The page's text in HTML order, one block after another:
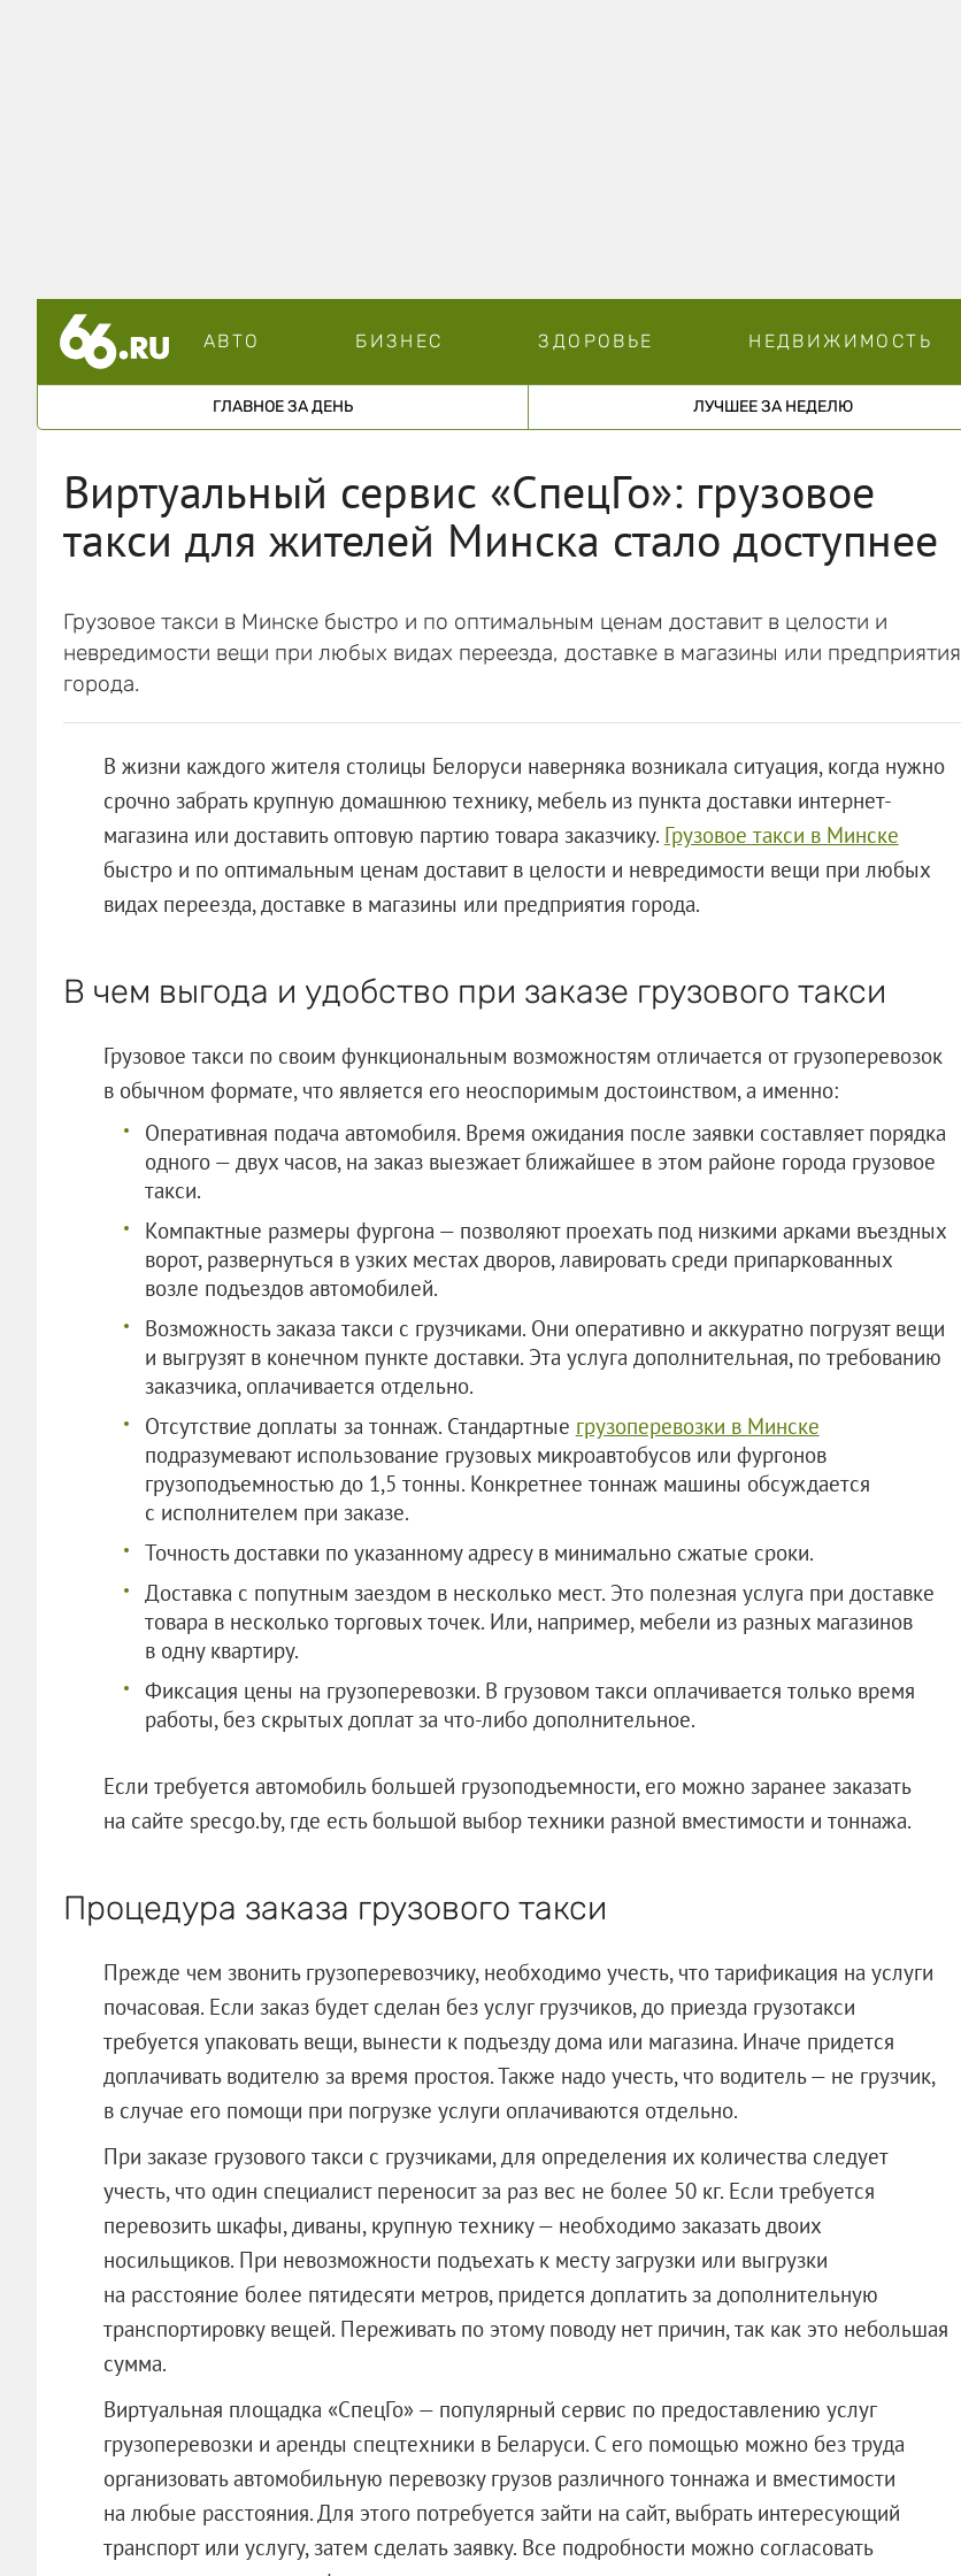
АВТО БИЗНЕС ЗДОРОВЬЕ НЕДВИЖИМОСТЬ
ГЛАВНОЕ ЗА ДЕНЬ ЛУЧШЕЕ ЗА НЕДЕЛЮ
Виртуальный сервис «СпецГо»: грузовое
такси для жителей Минска стало доступнее
Грузовое такси в Минске быстро и по оптимальным ценам доставит в целости и
невредимости вещи при любых видах переезда, доставке в магазины или предприятия
города.
В жизни каждого жителя столицы Белоруси наверняка возникала ситуация, когда нужно
срочно забрать крупную домашнюю технику, мебель из пункта доставки интернет-
магазина или доставить оптовую партию товара заказчику. Грузовое такси в Минске
быстро и по оптимальным ценам доставит в целости и невредимости вещи при любых
видах переезда, доставке в магазины или предприятия города.
В чем выгода и удобство при заказе грузового такси
Грузовое такси по своим функциональным возможностям отличается от грузоперевозок
в обычном формате, что является его неоспоримым достоинством, а именно:
Оперативная подача автомобиля. Время ожидания после заявки составляет порядка
одного — двух часов, на заказ выезжает ближайшее в этом районе города грузовое
такси.
Компактные размеры фургона — позволяют проехать под низкими арками въездных
ворот, развернуться в узких местах дворов, лавировать среди припаркованных
возле подъездов автомобилей.
Возможность заказа такси с грузчиками. Они оперативно и аккуратно погрузят вещи
и выгрузят в конечном пункте доставки. Эта услуга дополнительная, по требованию
заказчика, оплачивается отдельно.
Отсутствие доплаты за тоннаж. Стандартные грузоперевозки в Минске
подразумевают использование грузовых микроавтобусов или фургонов
грузоподъемностью до 1,5 тонны. Конкретнее тоннаж машины обсуждается
с исполнителем при заказе.
Точность доставки по указанному адресу в минимально сжатые сроки.
Доставка с попутным заездом в несколько мест. Это полезная услуга при доставке
товара в несколько торговых точек. Или, например, мебели из разных магазинов
в одну квартиру.
Фиксация цены на грузоперевозки. В грузовом такси оплачивается только время
работы, без скрытых доплат за что-либо дополнительное.
Если требуется автомобиль большей грузоподъемности, его можно заранее заказать
на сайте specgo.by, где есть большой выбор техники разной вместимости и тоннажа.
Процедура заказа грузового такси
Прежде чем звонить грузоперевозчику, необходимо учесть, что тарификация на услуги
почасовая. Если заказ будет сделан без услуг грузчиков, до приезда грузотакси
требуется упаковать вещи, вынести к подъезду дома или магазина. Иначе придется
доплачивать водителю за время простоя. Также надо учесть, что водитель — не грузчик,
в случае его помощи при погрузке услуги оплачиваются отдельно.
При заказе грузового такси с грузчиками, для определения их количества следует
учесть, что один специалист переносит за раз вес не более 50 кг. Если требуется
перевозить шкафы, диваны, крупную технику — необходимо заказать двоих
носильщиков. При невозможности подъехать к месту загрузки или выгрузки
на расстояние более пятидесяти метров, придется доплатить за дополнительную
транспортировку вещей. Переживать по этому поводу нет причин, так как это небольшая
сумма.
Виртуальная площадка «СпецГо» — популярный сервис по предоставлению услуг
грузоперевозки и аренды спецтехники в Беларуси. С его помощью можно без труда
организовать автомобильную перевозку грузов различного тоннажа и вместимости
на любые расстояния. Для этого потребуется зайти на сайт, выбрать интересующий
транспорт или услугу, затем сделать заявку. Все подробности можно согласовать